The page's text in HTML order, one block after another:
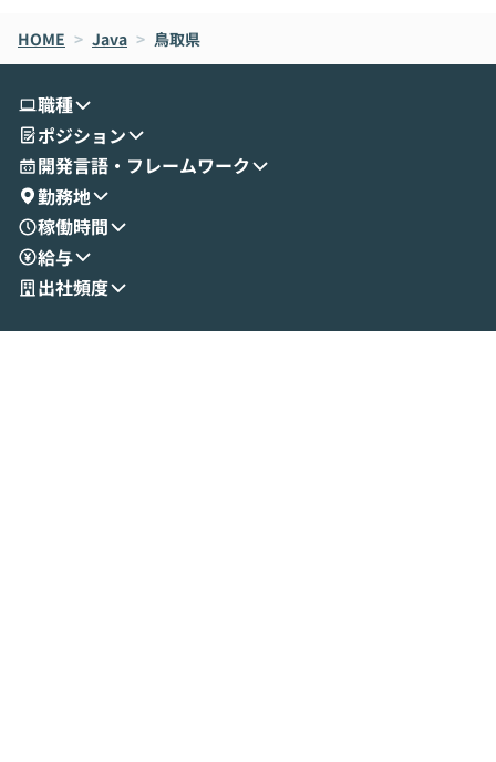
oworkの基本的な機能をご紹介いただきま
す。 続く公開デモでは、実際にCoworkを
せいただきます。数分でワークフローが完
成する手軽さや、Gmail等の外部サービス
とセキュアに連携できるポイントなど、実
演を通じて具体的なイメージをお届けしま
す。 後半のディスカッションでは、セキュ
リティの考え方や社内導入の進め方など、
現場目線でさらに深掘りしていきます。
「自分の業務をAIで自動化してみたいけ
いう方にこそ参加いただきたいイベントで
ント構築の最前
HOME > Java > 鳥取県
職種
ポジション
開発言語・フレームワーク
勤務地
稼働時間
給与
出社頻度